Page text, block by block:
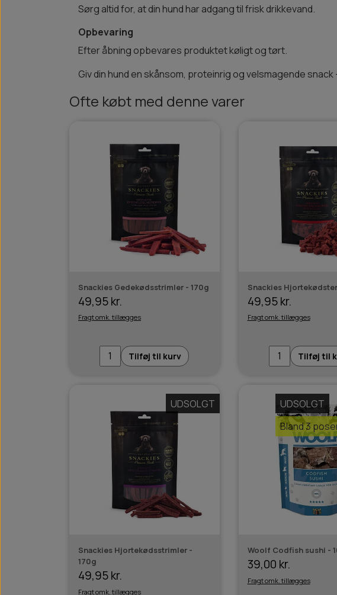
Sørg altid for, at din hund har adgang til frisk drikkevand.
Opbevaring
Efter åbning opbevares produktet køligt og tørt.
Giv din hund en skånsom, proteinrig og velsmagende
Ofte købt med denne varer
Snackies Gedekødsstrimler - 170g
49,95 kr.
Fragt omk. tillægges
Tilføj til kurv
Snackies
49,95 kr.
Fragt omk. tillægges
Tilføj til
UDSOLGT
Snackies Hjortekødsstrimler -
170g
49,95 kr.
Fragt omk. tillægges
UDSOLGT
Bland 3
Woolf Codfish sushi -
39,00 kr.
Fragt omk. tillægges